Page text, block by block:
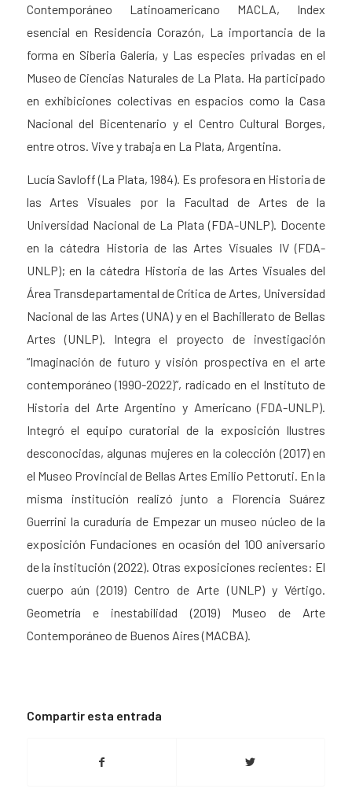
Contemporáneo Latinoamericano MACLA, Index
esencial en Residencia Corazón, La importancia de la
forma en Siberia Galería, y Las especies privadas en el
Museo de Ciencias Naturales de La Plata. Ha participado
en exhibiciones colectivas en espacios como la Casa
Nacional del Bicentenario y el Centro Cultural Borges,
entre otros. Vive y trabaja en La Plata, Argentina.
Lucía Savloff(La Plata, 1984). Es profesora en Historia de
las Artes Visuales por la Facultad de Artes de la
Universidad Nacional de La Plata (FDA-UNLP). Docente
en la cátedra Historia de las Artes Visuales IV (FDA-
UNLP); en la cátedra Historia de las Artes Visuales del
Área Transdepartamental de Crítica de Artes, Universidad
Nacional de las Artes (UNA) y en el Bachillerato de Bellas
Artes (UNLP). Integra el proyecto de investigación
“Imaginación de futuro y visión prospectiva en el arte
contemporáneo (1990-2022)”, radicado en el Instituto de
Historia del Arte Argentino y Americano (FDA-UNLP).
Integró el equipo curatorial de la exposición Ilustres
desconocidas, algunas mujeres en la colección (2017) en
el Museo Provincial de Bellas Artes Emilio Pettoruti. En la
misma institución realizó junto a Florencia Suárez
Guerrini la curaduría de Empezar un museo núcleo de la
exposición Fundaciones en ocasión del 100 aniversario
de la institución (2022). Otras exposiciones recientes: El
cuerpo aún(2019) Centro de Arte (UNLP) y Vértigo.
Geometría e inestabilidad(2019) Museo de Arte
Contemporáneo de Buenos Aires (MACBA).
Compartir esta entrada